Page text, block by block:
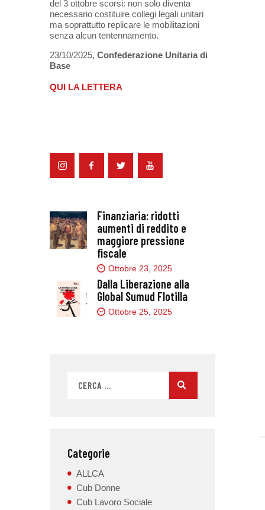
del 3 ottobre scorsi: non solo diventa
necessario costituire collegi legali unitari
ma soprattutto replicare le mobilitazioni
senza alcun tentennamento.
23/10/2025, Confederazione Unitaria di
Base
QUI LA LETTERA
Finanziaria: ridotti
aumenti di reddito e
maggiore pressione
fiscale
Ottobre 23, 2025
Dalla Liberazione alla
Global Sumud Flotilla
Ottobre 25, 2025
Categorie
ALLCA
Cub Donne
Cub Lavoro Sociale